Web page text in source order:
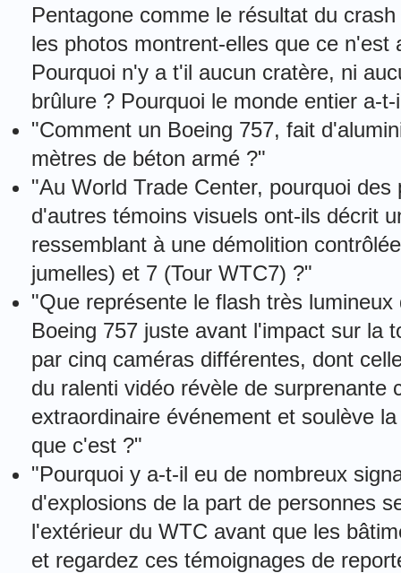
Pentagone comme le résultat du
les photos montrent-elles que ce n'est
Pourquoi n'y a t'il aucun cratère, ni
brûlure ? Pourquoi le monde entier a-
"Comment un Boeing 757, fait
mètres de béton armé ?"
"Au World Trade Center, pourquoi
d'autres témoins visuels ont-ils décrit
ressemblant à une démolition
jumelles) et 7 (Tour WTC7) ?"
"Que représente le flash très
Boeing 757 juste avant l'impact sur la
par cinq caméras différentes, dont
du ralenti vidéo révèle de surprenante
extraordinaire événement et soulève
que c'est ?"
"Pourquoi y a-t-il eu de nombreux
d'explosions de la part de personnes
l'extérieur du WTC avant que les
et regardez ces témoignages de